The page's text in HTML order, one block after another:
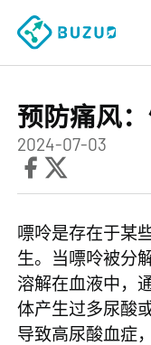
预防痛风
2024-07-03
嘌呤是存在于某
生。当嘌呤被分
溶解在血液中，
体产生过多尿酸
导致高尿酸血症